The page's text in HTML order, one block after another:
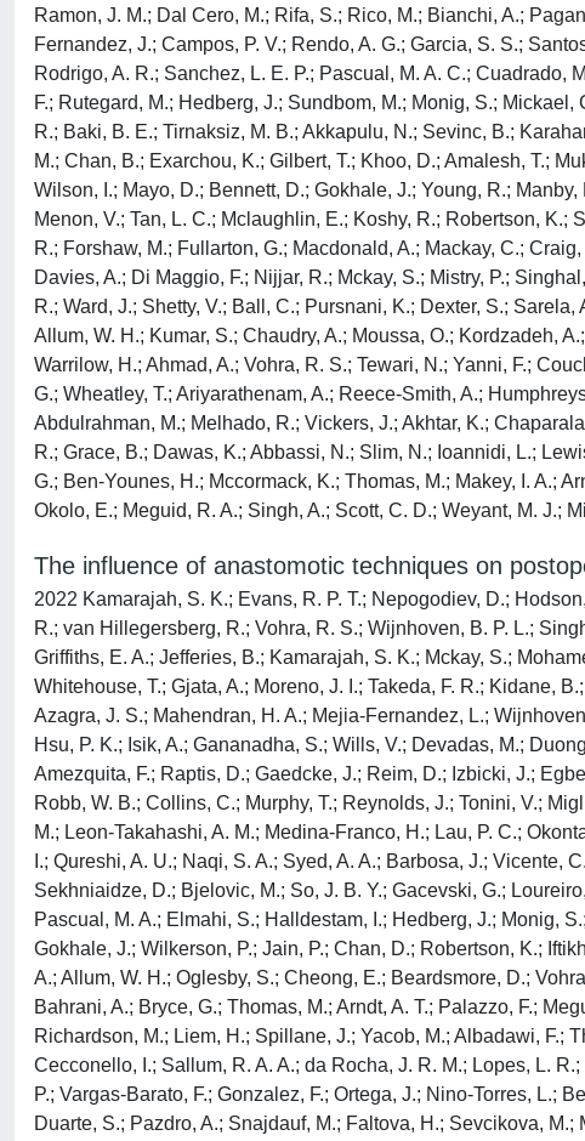
Ramon, J. M.; Dal Cero, M.; Rifa, S.; Rico, M.; Bianchi, A.;
Fernandez, J.; Campos, P. V.; Rendo, A. G.; Garcia, S. S.;
Rodrigo, A. R.; Sanchez, L. E. P.; Pascual, M. A. C.; Cuadrado,
F.; Rutegard, M.; Hedberg, J.; Sundbom, M.; Monig, S.;
R.; Baki, B. E.; Tirnaksiz, M. B.; Akkapulu, N.; Sevinc, B.;
M.; Chan, B.; Exarchou, K.; Gilbert, T.; Khoo, D.; Amalesh, T.;
Wilson, I.; Mayo, D.; Bennett, D.; Gokhale, J.; Young, R.;
Menon, V.; Tan, L. C.; Mclaughlin, E.; Koshy, R.; Robertson, K.;
R.; Forshaw, M.; Fullarton, G.; Macdonald, A.; Mackay, C.;
Davies, A.; Di Maggio, F.; Nijjar, R.; Mckay, S.; Mistry, P.;
R.; Ward, J.; Shetty, V.; Ball, C.; Pursnani, K.; Dexter, S.;
Allum, W. H.; Kumar, S.; Chaudry, A.; Moussa, O.; Kordzadeh,
Warrilow, H.; Ahmad, A.; Vohra, R. S.; Tewari, N.; Yanni, F.;
G.; Wheatley, T.; Ariyarathenam, A.; Reece-Smith, A.;
Abdulrahman, M.; Melhado, R.; Vickers, J.; Akhtar, K.;
R.; Grace, B.; Dawas, K.; Abbassi, N.; Slim, N.; Ioannidi, L.;
G.; Ben-Younes, H.; Mccormack, K.; Thomas, M.; Makey, I. A.;
Okolo, E.; Meguid, R. A.; Singh, A.; Scott, C. D.; Weyant, M. J.;
The influence of anastomotic techniques on
2022 Kamarajah, S. K.; Evans, R. P. T.; Nepogodiev, D.;
R.; van Hillegersberg, R.; Vohra, R. S.; Wijnhoven, B. P. L.;
Griffiths, E. A.; Jefferies, B.; Kamarajah, S. K.; Mckay, S.;
Whitehouse, T.; Gjata, A.; Moreno, J. I.; Takeda, F. R.; Kidane,
Azagra, J. S.; Mahendran, H. A.; Mejia-Fernandez, L.;
Hsu, P. K.; Isik, A.; Gananadha, S.; Wills, V.; Devadas, M.;
Amezquita, F.; Raptis, D.; Gaedcke, J.; Reim, D.; Izbicki, J.;
Robb, W. B.; Collins, C.; Murphy, T.; Reynolds, J.; Tonini, V.;
M.; Leon-Takahashi, A. M.; Medina-Franco, H.; Lau, P. C.;
I.; Qureshi, A. U.; Naqi, S. A.; Syed, A. A.; Barbosa, J.;
Sekhniaidze, D.; Bjelovic, M.; So, J. B. Y.; Gacevski, G.;
Pascual, M. A.; Elmahi, S.; Halldestam, I.; Hedberg, J.; Monig,
Gokhale, J.; Wilkerson, P.; Jain, P.; Chan, D.; Robertson, K.;
A.; Allum, W. H.; Oglesby, S.; Cheong, E.; Beardsmore, D.;
Bahrani, A.; Bryce, G.; Thomas, M.; Arndt, A. T.; Palazzo, F.;
Richardson, M.; Liem, H.; Spillane, J.; Yacob, M.; Albadawi, F.;
Cecconello, I.; Sallum, R. A. A.; da Rocha, J. R. M.; Lopes, L.
P.; Vargas-Barato, F.; Gonzalez, F.; Ortega, J.; Nino-Torres, L.;
Duarte, S.; Pazdro, A.; Snajdauf, M.; Faltova, H.; Sevcikova,